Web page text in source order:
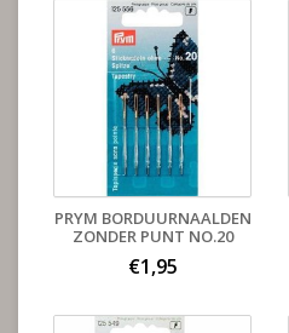
PRYM BORDUURNAALDEN
ZONDER PUNT NO.20
€1,95